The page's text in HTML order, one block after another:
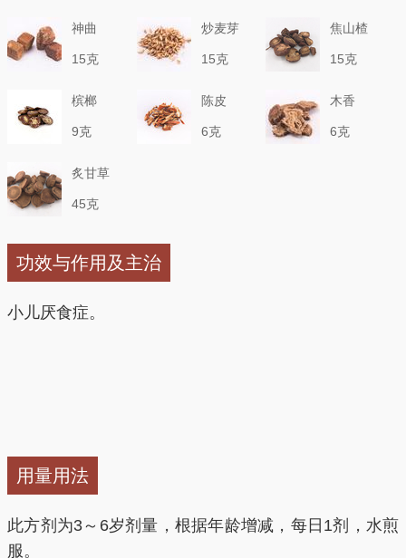
神曲
15克
炒麦芽
15克
焦山楂
15克
槟榔
9克
陈皮
6克
木香
6克
炙甘草
45克
功效与作用及主治
小儿厌食症。
用量用法
此方剂为3～6岁剂量，根据年龄增减，每日1剂，水煎
服。